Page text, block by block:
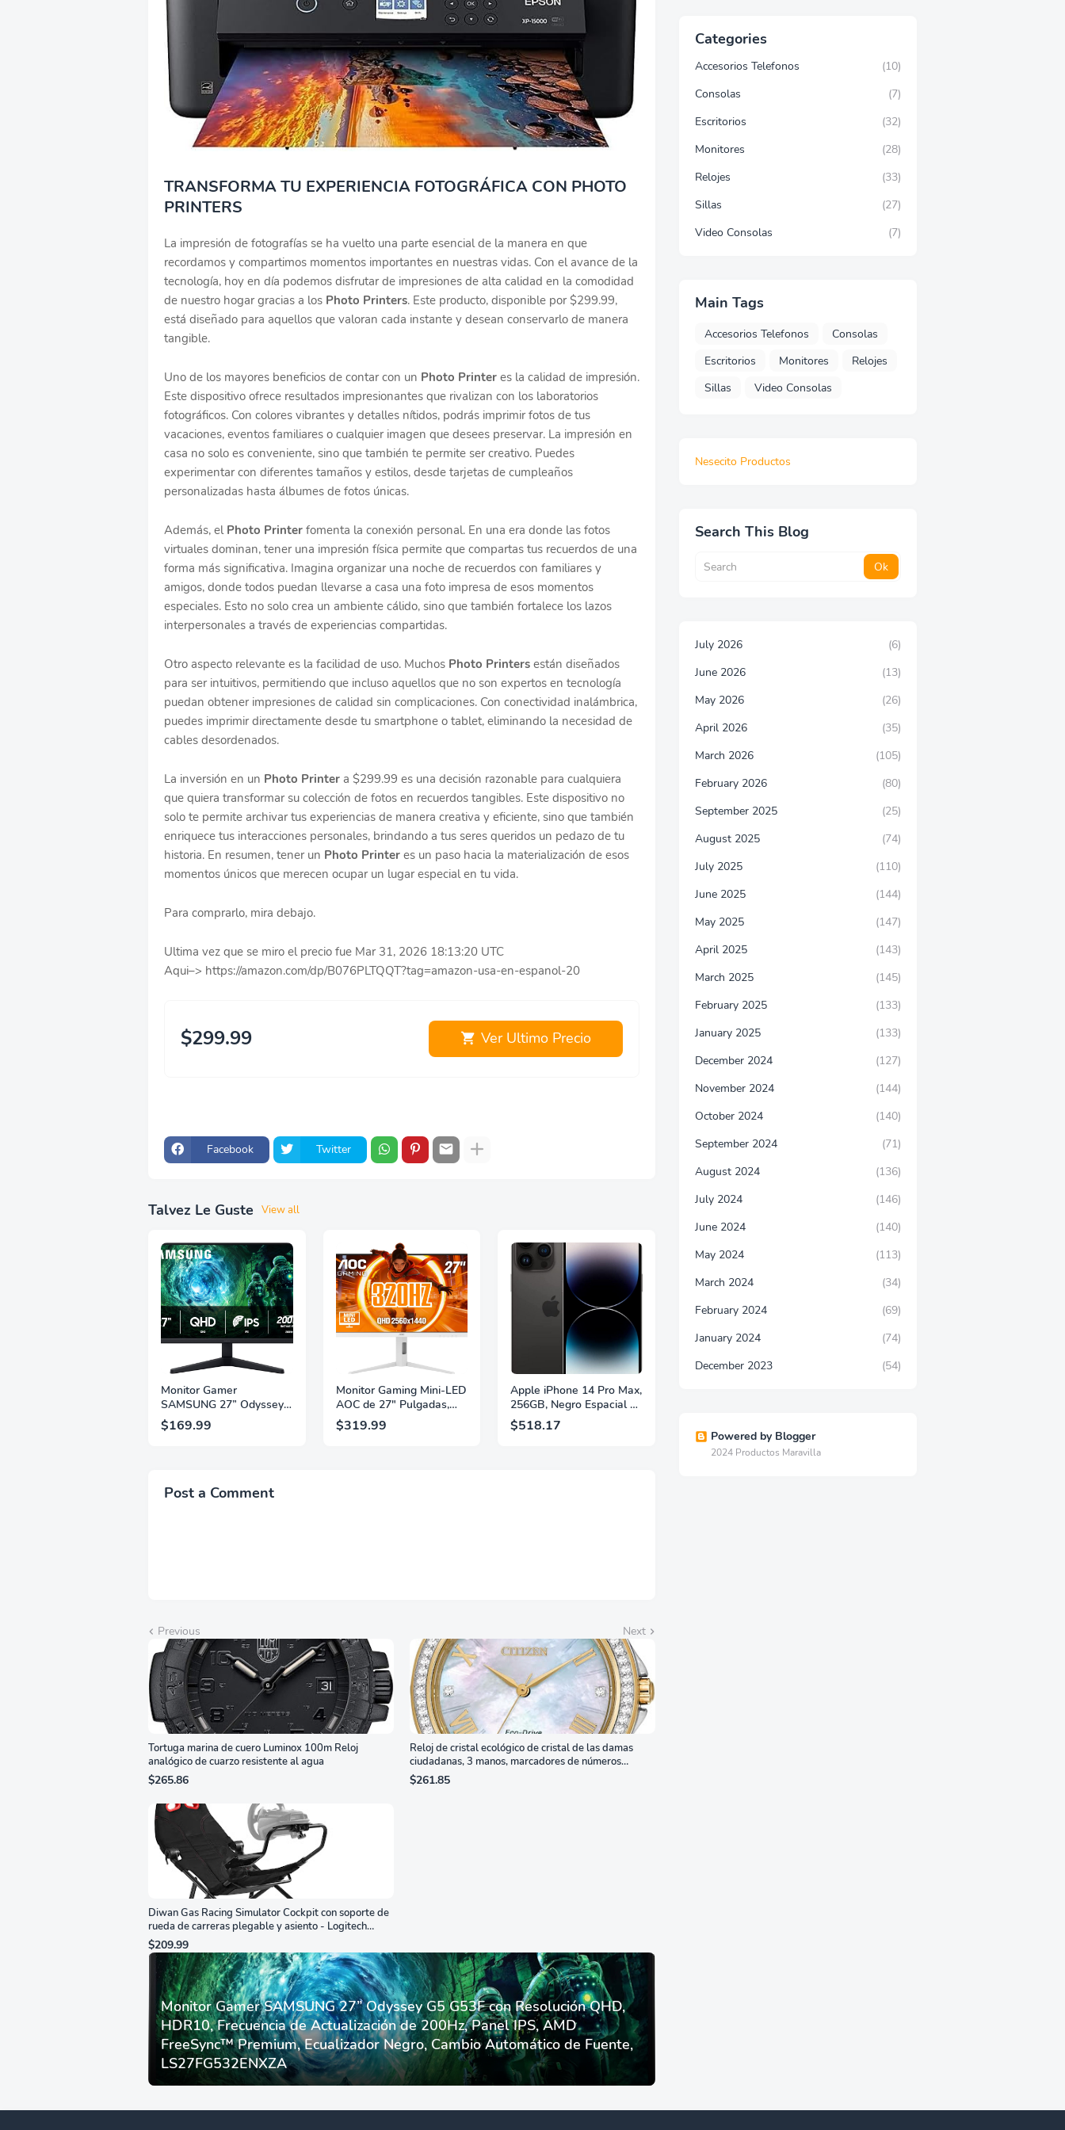
TRANSFORMA TU EXPERIENCIA FOTOGRÁFICA CON PHOTO
PRINTERS
La impresión de fotografías se ha vuelto una parte esencial de la manera en que
recordamos y compartimos momentos importantes en nuestras vidas. Con el avance de la
tecnología, hoy en día podemos disfrutar de impresiones de alta calidad en la comodidad
de nuestro hogar gracias a los Photo Printers. Este producto, disponible por $299.99,
está diseñado para aquellos que valoran cada instante y desean conservarlo de manera
tangible.
Uno de los mayores beneficios de contar con un Photo Printer es la calidad de impresión.
Este dispositivo ofrece resultados impresionantes que rivalizan con los laboratorios
fotográficos. Con colores vibrantes y detalles nítidos, podrás imprimir fotos de tus
vacaciones, eventos familiares o cualquier imagen que desees preservar. La impresión en
casa no solo es conveniente, sino que también te permite ser creativo. Puedes
experimentar con diferentes tamaños y estilos, desde tarjetas de cumpleaños
personalizadas hasta álbumes de fotos únicas.
Además, el Photo Printer fomenta la conexión personal. En una era donde las fotos
virtuales dominan, tener una impresión física permite que compartas tus recuerdos de una
forma más significativa. Imagina organizar una noche de recuerdos con familiares y
amigos, donde todos puedan llevarse a casa una foto impresa de esos momentos
especiales. Esto no solo crea un ambiente cálido, sino que también fortalece los lazos
interpersonales a través de experiencias compartidas.
Otro aspecto relevante es la facilidad de uso. Muchos Photo Printers están diseñados
para ser intuitivos, permitiendo que incluso aquellos que no son expertos en tecnología
puedan obtener impresiones de calidad sin complicaciones. Con conectividad inalámbrica,
puedes imprimir directamente desde tu smartphone o tablet, eliminando la necesidad de
cables desordenados.
La inversión en un Photo Printer a $299.99 es una decisión razonable para cualquiera
que quiera transformar su colección de fotos en recuerdos tangibles. Este dispositivo no
solo te permite archivar tus experiencias de manera creativa y eficiente, sino que también
enriquece tus interacciones personales, brindando a tus seres queridos un pedazo de tu
historia. En resumen, tener un Photo Printer es un paso hacia la materialización de esos
momentos únicos que merecen ocupar un lugar especial en tu vida.
Para comprarlo, mira debajo.
Ultima vez que se miro el precio fue Mar 31, 2026 18:13:20 UTC
Aqui–> https://amazon.com/dp/B076PLTQQT?tag=amazon-usa-en-espanol-20
$299.99 Ver Ultimo Precio
Facebook Twitter
Talvez Le Guste View all
Monitor Gamer
SAMSUNG 27” Odyssey
G5 G53F con Resolución
QHD, HDR10, Frecuencia
Ecualizador Negro,
$169.99
Monitor Gaming Mini-LED
AOC de 27" Pulgadas,
QHD 2560×1440, 320Hz,
1ms GtG, DisplayHDR,
$319.99
Apple iPhone 14 Pro Max,
256GB, Negro Espacial -
Desbloqueado
(Renovado)
$518.17
Post a Comment
Previous Next
Tortuga marina de cuero Luminox 100m Reloj
analógico de cuarzo resistente al agua
$265.86
Reloj de cristal ecológico de cristal de las damas
ciudadanas, 3 manos, marcadores de números
romanos, dial de nácar
$261.85
Diwan Gas Racing Simulator Cockpit con soporte de
rueda de carreras plegable y asiento - Logitech
G29/920/923/27/25, Thrustmaster
T248/X/T300RS/T150/458/TX
$209.99
Monitor Gamer SAMSUNG 27” Odyssey G5 G53F con Resolución QHD,
HDR10, Frecuencia de Actualización de 200Hz, Panel IPS, AMD
FreeSync™ Premium, Ecualizador Negro, Cambio Automático de Fuente,
LS27FG532ENXZA
Categories
Accesorios Telefonos
(10)
Consolas
(7)
Escritorios
(32)
Monitores
(28)
Relojes
(33)
Sillas
(27)
Video Consolas
(7)
Main Tags
Accesorios Telefonos
Consolas
Escritorios
Monitores
Relojes
Sillas
Video Consolas
Nesecito Productos
Search This Blog
July 2026
(6)
June 2026
(13)
May 2026
(26)
April 2026
(35)
March 2026
(105)
February 2026
(80)
September 2025
(25)
August 2025
(74)
July 2025
(110)
June 2025
(144)
May 2025
(147)
April 2025
(143)
March 2025
(145)
February 2025
(133)
January 2025
(133)
December 2024
(127)
November 2024
(144)
October 2024
(140)
September 2024
(71)
August 2024
(136)
July 2024
(146)
June 2024
(140)
May 2024
(113)
March 2024
(34)
February 2024
(69)
January 2024
(74)
December 2023
(54)
Powered by Blogger
2024 Productos Maravilla